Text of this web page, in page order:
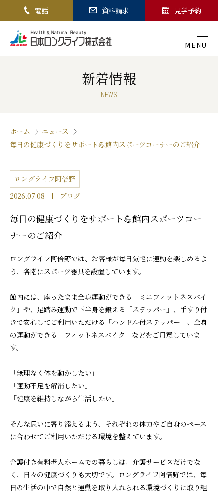
電話 資料請求 見学予約
MENU
新着情報
NEWS
ホーム
ニュース
毎日の健康づくりをサポート💪館内スポーツコーナーのご紹介
ロングライフ阿倍野
2026.07.08
ブログ
毎日の健康づくりをサポート💪館内スポーツコー
ナーのご紹介
ロングライフ阿倍野では、お客様が毎日気軽に運動を楽しめるよ
う、各階にスポーツ器具を設置しています。
館内には、座ったまま全身運動ができる「ミニフィットネスバイ
ク」や、足踏み運動で下半身を鍛える「ステッパー」、手すり付
きで安心してご利用いただける「ハンドル付ステッパー」、全身
の運動ができる「フィットネスバイク」などをご用意していま
す。
「無理なく体を動かしたい」
「運動不足を解消したい」
「健康を維持しながら生活したい」
そんな思いに寄り添えるよう、それぞれの体力やご自身のペース
に合わせてご利用いただける環境を整えています。
介護付き有料老人ホームでの暮らしは、介護サービスだけでな
く、日々の健康づくりも大切です。ロングライフ阿倍野では、毎
日の生活の中で自然と運動を取り入れられる環境づくりに取り組